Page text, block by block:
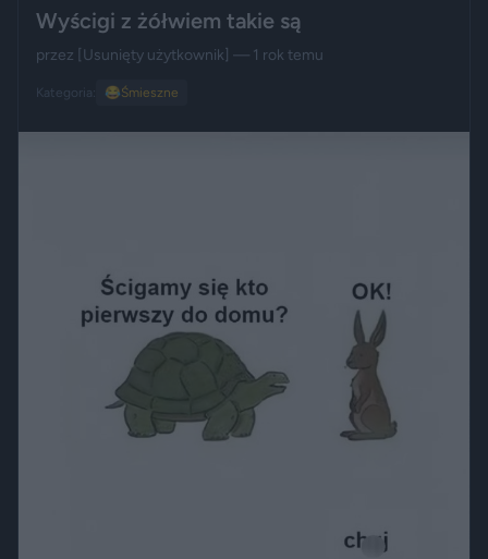
Wyścigi z żółwiem takie są
przez [Usunięty użytkownik] — 1 rok temu
Kategoria: 😂Śmieszne